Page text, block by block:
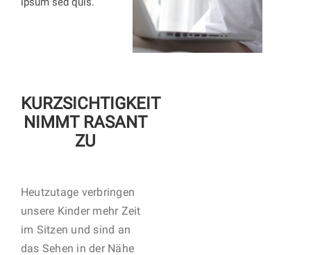
KURZSICHTIGKEIT
NIMMT RASANT
ZU
Heutzutage verbringen
unsere Kinder mehr Zeit
im Sitzen und sind an
das Sehen in der Nähe